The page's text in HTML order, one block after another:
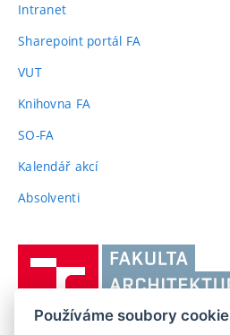
Intranet
Sharepoint portál FA
VUT(externí
Knihovna FA
SO-FA
Kalendář akcí
Absolventi(externí
Používáme soubory cookie